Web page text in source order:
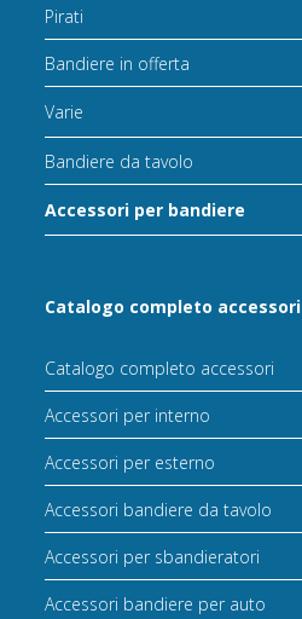
Pirati
Bandiere in offerta
Varie
Bandiere da tavolo
Accessori per bandiere
Catalogo completo accessori
Catalogo completo accessori
Accessori per interno
Accessori per esterno
Accessori bandiere da tavolo
Accessori per sbandieratori
Accessori bandiere per auto